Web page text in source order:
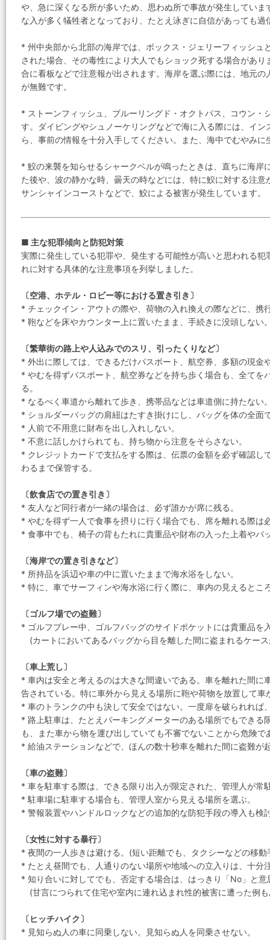
や、急に深くなる所が多いため、思わぬ所で事故が発生してい
な入が多く犠牲者となっており、たとえ泳ぎに自信があっても過
* 州中央部から北部の海岸では、ボックス・ジェリーフィッシュ
された場合、その毒性により大人でもショック死する場合があ
合に看板などで注意報が出されます。海岸を選ぶ際には、地元
が無難です。
* ストーンフィッシュ、ブルーリングド・オクトパス、コウン・
す。ダイビングやシュノーケリングなどで海に入る際には、イ
ら、事前の情報を十分入手してください。また、海中でむやみ
* 鮫の来襲を知らせるシャークベルが鳴ったときは、直ちに海岸
た後や、波の静かな時、曇天の時などには、特に鮫に対する注
サンシャインコーストなどで、鮫による被害が発生しています。
■ 主な犯罪傾向と防犯対策
実際に発生している犯罪や、発生する可能性が高いと思われる
れに対する具体的な注意事項を列挙しました。
〔空港、ホテル・ロビー等における置き引き〕
* チェックイン・アウトの際や、荷物の入れ換えの際などに、携
* 鞄などを床やカウンター上に置いたまま、手続きに没頭しない
〔繁華街の路上や人込みでのスリ、引ったくりなど〕
* 外出に際しては、できるだけパスポート、航空券、多額の現金
* やむを得ずパスポート、航空券などを持ち歩く場合も、全てを
る。
* なるべく車道から離れて歩き、携帯品などは車道側に持たない
* ショルダーバッグの肩紐はたすき掛けにし、バッグを体の全面
* 人前で不用意に財布を出し入れしない。
* 不意に話しかけられても、持ち物から注意をそらさない。
* クレジットカードで支払をする際は、伝票の金額を必ず確認し
わるまで保管する。
〔飲食店での置き引き〕
* 友人など同行者が一緒の場合は、必ず誰かが席に残る。
* やむを得ず一人で食事を摂りに行く場合でも、席を離れる際は
* 食事中でも、椅子の背もたれに貴重品や財布の入った上着やバ
〔海岸での置き引きなど〕
* 所持品を浜辺や車の中に置いたままで海水浴をしない。
* 特に、車でサーフィンや海水浴に行く際に、車内の見えるとこ
〔ゴルフ場での盗難〕
* ゴルフプレー中、ゴルフバッグのサイドポケットには貴重品を
(カートにおいてあるバッグから目を離した間に盗まれるケー
〔車上荒し〕
* 車内は安全と考えるのは大きな間違いである。車を離れた間に
告されている。特に車外から見える場所に鞄や荷物を放置して車
* 車のトランクの中も決して安全ではない。一度扉を破られれば
* 路上駐車は、たとえパーキングメーターのある場所でもできる
も、また車から物を運び出していても不審でないことから危険で
* 給油ステーションなどで、ほんの数十秒車を離れた間に盗難が
〔車の盗難〕
* 車を駐車する際は、できる限り出入が限定された、管理人が常
* 駐車場に駐車する場合も、管理人室から見える場所を選ぶ。
* 警報装置やハンドルロックなどの追加的な防犯手段の導入も検
〔女性に対する暴行〕
* 夜間の一人歩きは避ける。(短い距離でも、タクシーなどの移
* たとえ昼間でも、人通りのない場所や地域への立入りは、十分
* 知り合いに対してでも、否定する場合は、はっきり「No」と意
(甘言につられて住宅や室内に連れ込まれ性的被害に遭った例
〔ヒッチハイク〕
* 見知らぬ人の車に同乗しない。見知らぬ人を同乗させない。